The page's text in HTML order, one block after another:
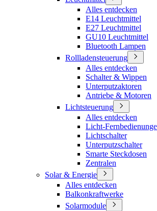
Alles entdecken
E14 Leuchtmittel
E27 Leuchtmittel
GU10 Leuchtmittel
Bluetooth Lampen
Rollladensteuerung
Alles entdecken
Schalter & Wippen
Unterputzaktoren
Antriebe & Motoren
Lichtsteuerung
Alles entdecken
Licht-
Lichtschalter
Unterputzschalter
Smarte Steckdosen
Zentralen
Solar & Energie
Alles entdecken
Balkonkraftwerke
Solarmodule